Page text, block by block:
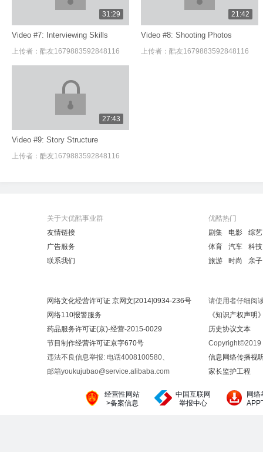
31:29
Video #7: Interviewing Skills
上传者： 酷友1679883592848116
21:42
Video #8: Shooting Photos
上传者： 酷友1679883592848116
27:43
Video #9: Story Structure
上传者： 酷友1679883592848116
关于大优酷事业群
友情链接
广告服务
联系我们
优酷热门
剧集
电影
综艺
体育
汽车
科技
旅游
时尚 亲子
网络文化经营许可证 京网文[2014]0934-236号
网络110报警服务
药品服务许可证(京)-经营-2015-0029
节目制作经营许可证京字670号
违法不良信息举报: 电话4008100580、
邮箱youkujubao@service.alibaba.com
请使用者仔细阅
《知识产权声明
历史协议文本
Copyright©2019
信息网络传播视
家长监护工程
经营性网站
>备案信息
中国互联网
举报中心
网络
APP